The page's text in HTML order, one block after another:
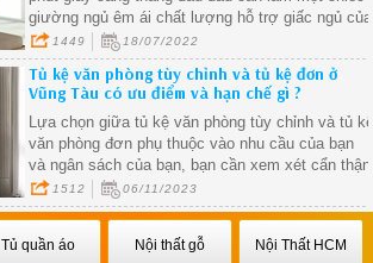
giường ngủ êm ái chất lượng hỗ trợ giấc ngủ của
bạn và gia đình được ngon lành hơn.
1449 18/07/2022
Tủ kệ văn phòng tùy chỉnh và tủ kệ đơn ở
Vũng Tàu có ưu điểm và hạn chế gì ?
Lựa chọn giữa tủ kệ văn phòng tùy chỉnh và tủ
văn phòng đơn phụ thuộc vào nhu cầu của bạn
và ngân sách của bạn, bạn cần xem xét cẩn thận
nhu cầu và ưu tiên của mình để chọn loại tủ kệ
phù hợp nhất với không gian làm việc của bạn.
1512 06/11/2023
Tủ quần áo Nội thất gỗ Nội Thất HCM